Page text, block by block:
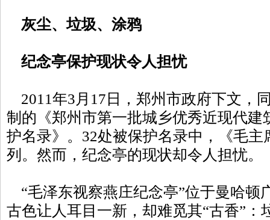
灰尘、垃圾、涂鸦
纪念亭保护现状令人担忧
2011年3月17日，郑州市政府下文，
制的《郑州市第一批城乡优秀近现代建
护名录》。32处被保护名录中，《毛
列。然而，纪念亭的现状却令人担忧。
“毛泽东视察燕庄纪念亭”位于曼哈顿
古色让人耳目一新，却难觅其“古香”：